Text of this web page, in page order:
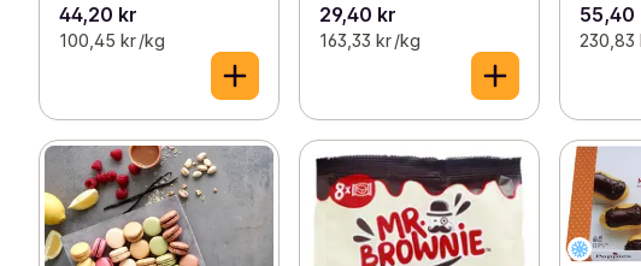
44,20 kr
100,45 kr /kg
29,40 kr
163,33 kr /kg
55,40
230,83